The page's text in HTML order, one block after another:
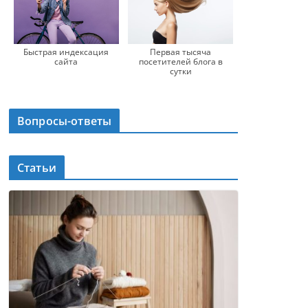
Быстрая индексация
сайта
Первая тысяча
посетителей блога в
сутки
Вопросы-ответы
Статьи